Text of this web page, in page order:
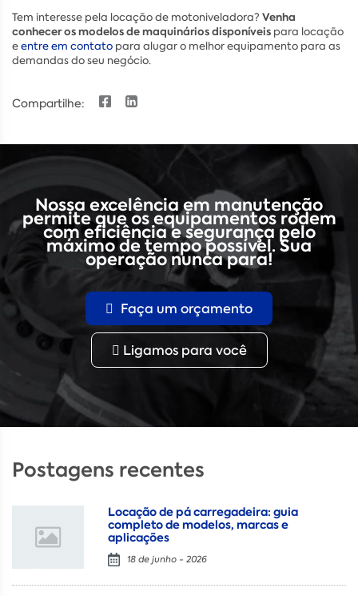
Tem interesse pela locação de motoniveladora? Venha
conhecer os modelos de maquinários disponíveis para locação
eentre em contato para alugar o melhor equipamento para as
demandas do seu negócio.
Compartilhe:
Nossa excelência em manutenção
permite que os equipamentos rodem
com eficiência e segurança pelo
máximo de tempo possível. Sua
operação nunca para!
Faça um orçamento
Ligamos para você
Postagens recentes
Locação de pá carregadeira: guia
completo de modelos, marcas e
aplicações
18 de junho - 2026